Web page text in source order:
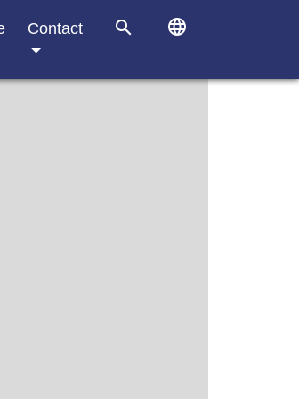
Contact search language